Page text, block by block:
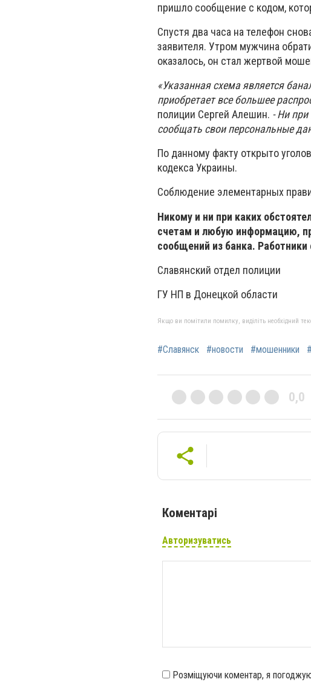
пришло сообщение с кодом,
Спустя два часа на телефон
заявителя. Утром мужчина
оказалось, он стал жертвой
«Указанная схема является
приобретает все большее
полиции Сергей Алешин. - Ни при
сообщать свои персональные
По данному факту открыто
кодекса Украины.
Соблюдение элементарных
Никому и ни при каких
счетам и любую информацию,
сообщений из банка.
Славянский отдел полиции
ГУ НП в Донецкой области
Якщо ви помітили помилку, виділіть необхідний
#Славянск #новости #мошенники
0,0
Коментарі
Авторизуватись
Розміщуючи коментар, я